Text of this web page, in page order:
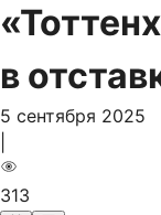
в
5 сентября 2025
313